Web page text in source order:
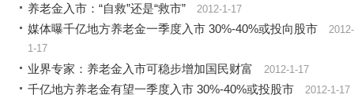
养老金入市：“自救”还是“救市”
2012-1-17
媒体曝千亿地方养老金一季度入市 30%-40%或投向股市 2012-
1-17
业界专家：养老金入市可稳步增加国民财富
2012-1-17
千亿地方养老金有望一季度入市 30%-40%或投股市 2012-1-17